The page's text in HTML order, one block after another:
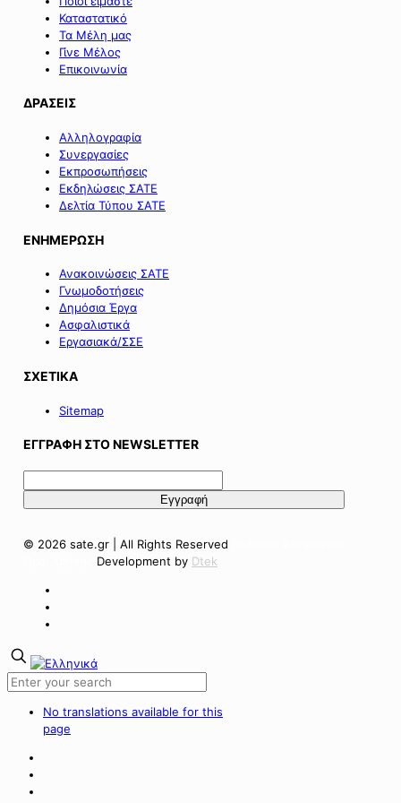
Καταστατικό
Τα Μέλη μας
Γίνε Μέλος
Επικοινωνία
ΔΡΑΣΕΙΣ
Αλληλογραφία
Συνεργασίες
Εκπροσωπήσεις
Εκδηλώσεις ΣΑΤΕ
Δελτία Τύπου ΣΑΤΕ
ΕΝΗΜΕΡΩΣΗ
Ανακοινώσεις ΣΑΤΕ
Γνωμοδοτήσεις
Δημόσια Έργα
Ασφαλιστικά
Εργασιακά/ΣΣΕ
ΣΧΕΤΙΚΑ
Sitemap
ΕΓΓΡΑΦΗ ΣΤΟ NEWSLETTER
© 2026 sate.gr | All Rights Reserved
Development by Dtek
No translations available for this
page